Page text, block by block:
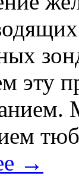
эту
→